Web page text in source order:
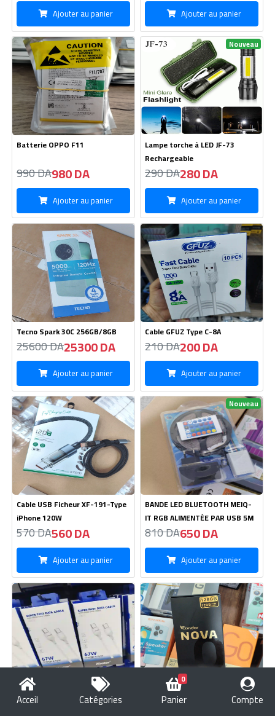
Acceil Catégories
0
Panier Compte
Ajouter au panier Ajouter au panier
Batterie OPPO F11
990 DA980 DA
Ajouter au panier
Nouveau
Lampe torche à LED JF-73
Rechargeable
290 DA280 DA
Ajouter au panier
Tecno Spark 30C 256GB/8GB
25600 DA25300 DA
Ajouter au panier
Cable GFUZ Type C-8A
210 DA200 DA
Ajouter au panier
Cable USB Ficheur XF-191-Type
iPhone 120W
570 DA560 DA
Ajouter au panier
Nouveau
BANDE LED BLUETOOTH MEIQ-
IT RGB ALIMENTÉE PAR USB 5M
810 DA650 DA
Ajouter au panier
Cable Master CA-22 C TO C-67W
390 DA 380 DA
Condor NOVA 70 Pro 128GB/6GB
19200 DA 19100 DA